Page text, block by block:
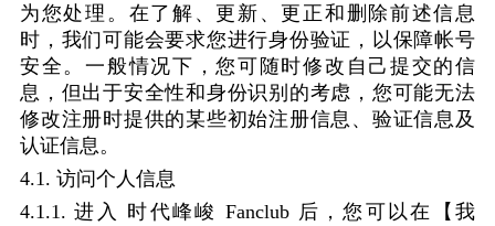
为您处理。在了解、更新、更正和删除前述信息
时，我们可能会要求您进行身份验证，以保障帐号
安全。一般情况下，您可随时修改自己提交的信
息，但出于安全性和身份识别的考虑，您可能无法
修改注册时提供的某些初始注册信息、验证信息及
认证信息。
4.1. 访问个人信息
4.1.1.进入 时代峰峻 Fanclub 后，您可以在【我